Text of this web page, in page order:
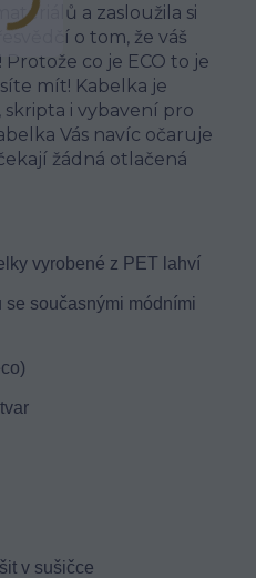
a zasloužila si
o tom, že váš
co je ECO to je
mít! Kabelka je
i vybavení pro
Vás navíc očaruje
žádná otlačená
vyrobené z PET lahví
současnými módními
v sušičce